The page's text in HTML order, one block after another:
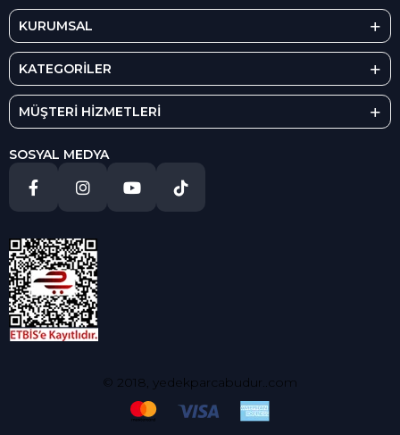
KURUMSAL
KATEGORİLER
MÜŞTERİ HİZMETLERİ
SOSYAL MEDYA
© 2018, yedekparcabudur..com